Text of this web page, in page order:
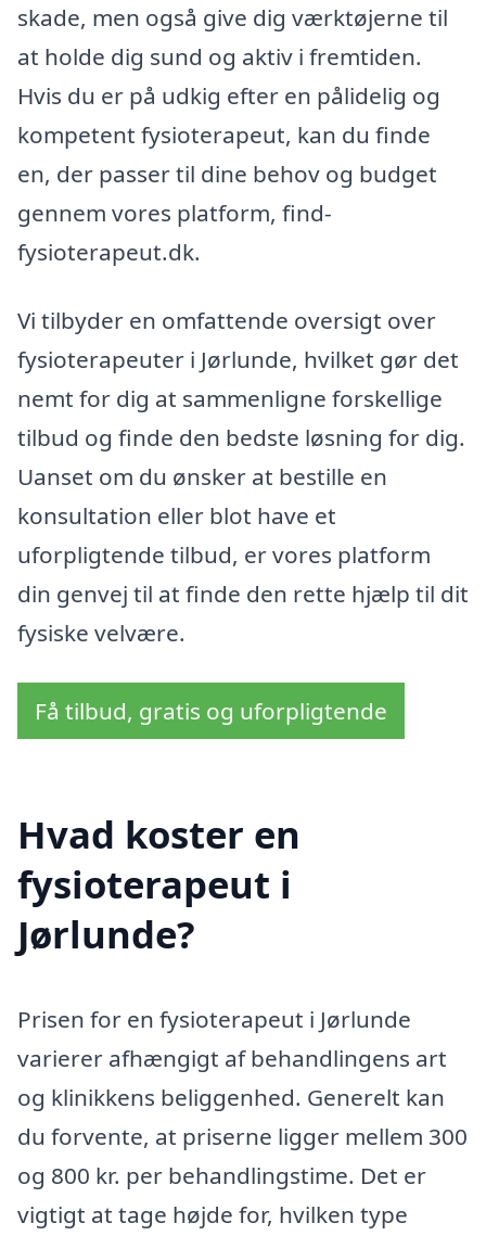
skade, men også give dig værktøjerne til
at holde dig sund og aktiv i fremtiden.
Hvis du er på udkig efter en pålidelig og
kompetent fysioterapeut, kan du finde
en, der passer til dine behov og budget
gennem vores platform, find-
fysioterapeut.dk.
Vi tilbyder en omfattende oversigt over
fysioterapeuter i Jørlunde, hvilket gør det
nemt for dig at sammenligne forskellige
tilbud og finde den bedste løsning for dig.
Uanset om du ønsker at bestille en
konsultation eller blot have et
uforpligtende tilbud, er vores platform
din genvej til at finde den rette hjælp til dit
fysiske velvære.
Få tilbud, gratis og uforpligtende
Hvad koster en
fysioterapeut i
Jørlunde?
Prisen for en fysioterapeut i Jørlunde
varierer afhængigt af behandlingens art
og klinikkens beliggenhed. Generelt kan
du forvente, at priserne ligger mellem 300
og 800 kr. per behandlingstime. Det er
vigtigt at tage højde for, hvilken type